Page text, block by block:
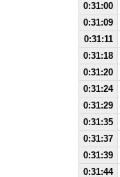
0:31:00
0:31:09
0:31:11
0:31:18
0:31:20
0:31:24
0:31:29
0:31:35
0:31:37
0:31:39
0:31:44